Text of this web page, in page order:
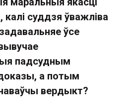
суддзя ўважліва
ўсе
падсудным
а потым
вердыкт?